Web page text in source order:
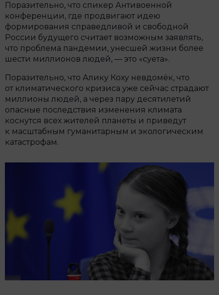
Поразительно, что спикер Антивоенной
конференции, где продвигают идею
формирования справедливой и свободной
России будущего считает возможным заявлять,
что проблема пандемии, унесшей жизни более
шести миллионов людей, — это «суета».
Поразительно, что Алику Коху невдомёк, что
от климатического кризиса уже сейчас страдают
миллионы людей, а через пару десятилетий
опасные последствия изменения климата
коснутся всех жителей планеты и приведут
к масштабным гуманитарным и экологическим
катастрофам.